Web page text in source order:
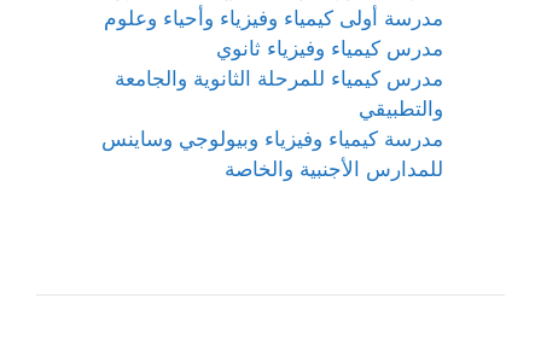
مدرسة أولى كيمياء وفيزياء وأحياء وعلوم
مدرس كيمياء وفيزياء ثانوي
مدرس كيمياء للمرحلة الثانوية والجامعة
والتطبيقي
مدرسة كيمياء وفيزياء وبيولوجي وساينس
للمدارس الأجنبية والخاصة